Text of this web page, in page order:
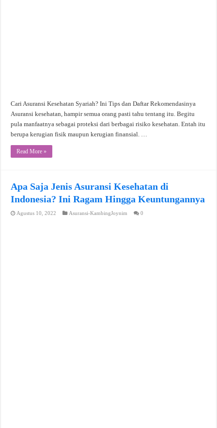
Cari Asuransi Kesehatan Syariah? Ini Tips dan Daftar Rekomendasinya
Asuransi kesehatan, hampir semua orang pasti tahu tentang itu. Begitu
pula manfaatnya sebagai proteksi dari berbagai risiko kesehatan. Entah itu
berupa kerugian fisik maupun kerugian finansial. …
Read More »
Apa Saja Jenis Asuransi Kesehatan di
Indonesia? Ini Ragam Hingga Keuntungannya
Agustus 10, 2022 Asuransi-KambingJoynim 0